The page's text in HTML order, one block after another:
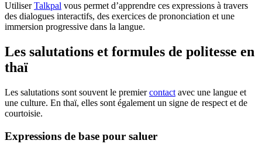
UtiliserTalkpal vous permet d’apprendre ces expressions à travers
des dialogues interactifs, des exercices de prononciation et une
immersion progressive dans la langue.
Les salutations et formules de politesse en
thaï
Les salutations sont souvent le premiercontact avec une langue et
une culture. En thaï, elles sont également un signe de respect et de
courtoisie.
Expressions de base pour saluer